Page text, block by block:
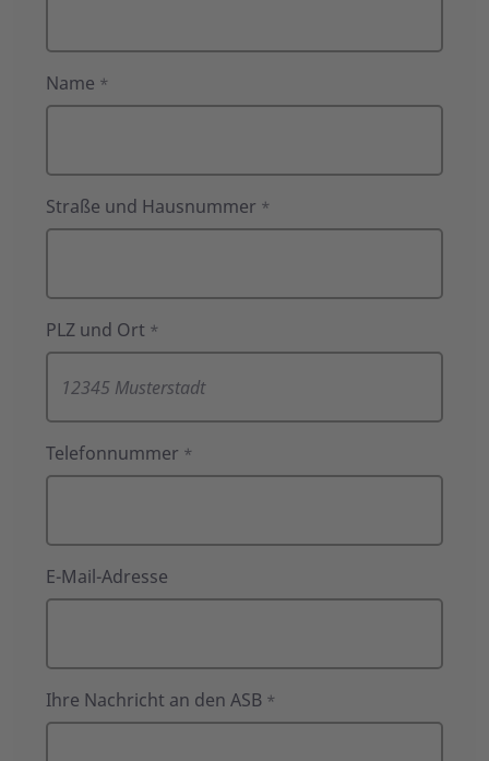
Name *
Straße und Hausnummer *
PLZ und Ort *
Telefonnummer *
E-Mail-Adresse
Ihre Nachricht an den ASB *